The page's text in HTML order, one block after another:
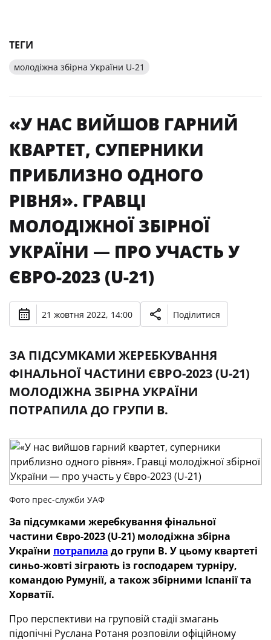
ТЕГИ
молодіжна збірна України U-21
«У НАС ВИЙШОВ ГАРНИЙ
КВАРТЕТ, СУПЕРНИКИ
ПРИБЛИЗНО ОДНОГО
РІВНЯ». ГРАВЦІ
МОЛОДІЖНОЇ ЗБІРНОЇ
УКРАЇНИ — ПРО УЧАСТЬ У
ЄВРО-2023 (U-21)
21 жовтня 2022, 14:00 Поділитися
ЗА ПІДСУМКАМИ ЖЕРЕБКУВАННЯ
ФІНАЛЬНОЇ ЧАСТИНИ ЄВРО-2023 (U-21)
МОЛОДІЖНА ЗБІРНА УКРАЇНИ
ПОТРАПИЛА ДО ГРУПИ B.
Фото прес-служби УАФ
За підсумками жеребкування фінальної
частини Євро-2023 (U-21) молодіжна збірна
України потрапила до групи B. У цьому квартеті
синьо-жовті зіграють із господарем турніру,
командою Румунії, а також збірними Іспанії та
Хорватії.
Про перспективи на груповій стадії змагань
підопічні Руслана Ротаня розповіли офіційному